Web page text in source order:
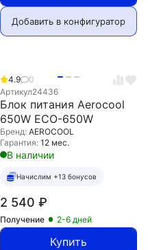
Добавить в конфигуратор
4.9
0
Артикул24436
Блок питания Aerocool
650W ECO-650W
Бренд: AEROCOOL
Гарантия: 12 мес.
В наличии
Начислим +13 бонусов
2 540 ₽
Получение 2-6 дней
Купить